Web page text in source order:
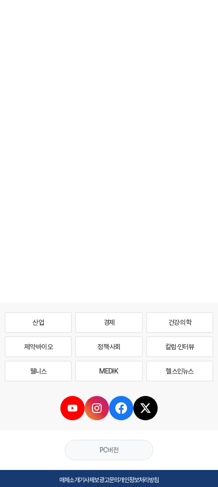
산업 경제 건강·의학
제약·바이오 정책·사회 칼럼·인터뷰
웰니스 MEDI·K 헬스인뉴스
PC버전
매체소개기사제보광고문의개인정보처리방침